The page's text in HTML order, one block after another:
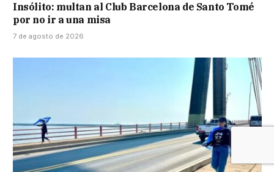
Insólito: multan al Club Barcelona de Santo Tomé
por no ir a una misa
7 de agosto de 2026